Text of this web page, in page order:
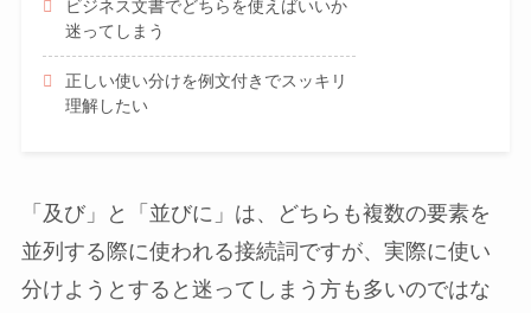
ビジネス文書でどちらを使えばいいか
迷ってしまう
正しい使い分けを例文付きでスッキリ
理解したい
「及び」と「並びに」は、どちらも複数の要素を
並列する際に使われる接続詞ですが、実際に使い
分けようとすると迷ってしまう方も多いのではな